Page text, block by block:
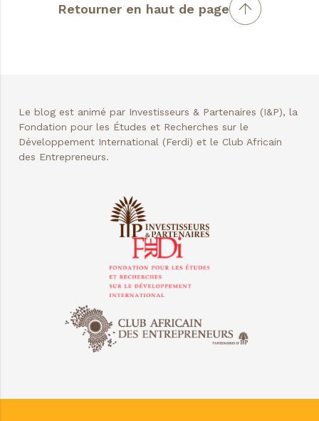
Retourner en haut de page
Le blog est animé par Investisseurs & Partenaires (I&P), la
Fondation pour les Études et Recherches sur le
Développement International (Ferdi) et le Club Africain
des Entrepreneurs.